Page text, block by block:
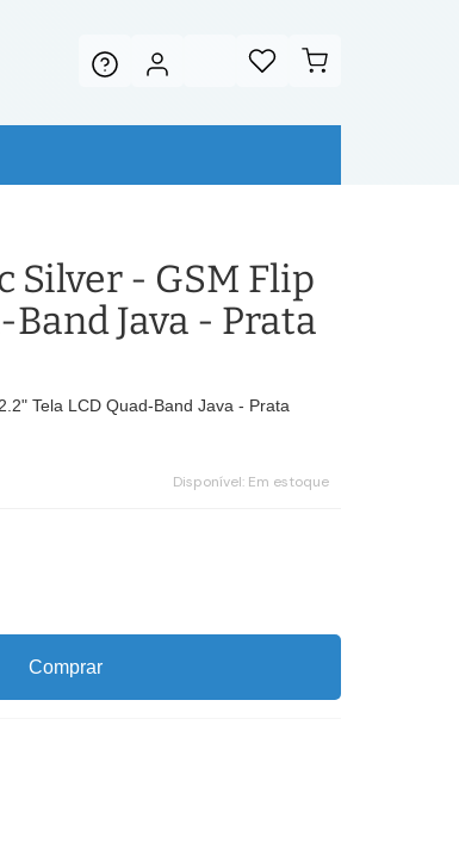
Silver - GSM Flip
Band Java - Prata
Tela LCD Quad-Band Java - Prata
Disponível: Em estoque
Comprar